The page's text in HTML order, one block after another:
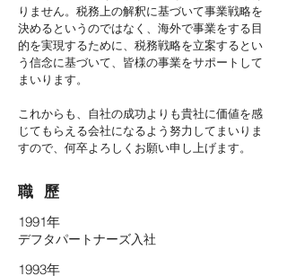
りません。税務上の解釈に基づいて事業戦略を
決めるというのではなく、海外で事業をする目
的を実現するために、税務戦略を立案するとい
う信念に基づいて、皆様の事業をサポートして
まいります。
これからも、自社の成功よりも貴社に価値を感
じてもらえる会社になるよう努力してまいりま
すので、何卒よろしくお願い申し上げます。
​職 歷
1991年
デフタパートナーズ入社
1993年